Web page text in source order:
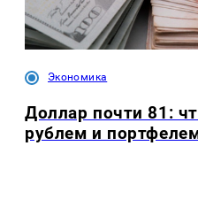
Экономика
Доллар почти 81:
рублем и